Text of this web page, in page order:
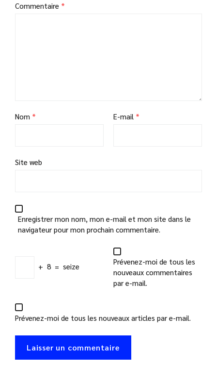
Commentaire *
Nom * E-mail *
Site web
Enregistrer mon nom, mon e-mail et mon site dans le
navigateur pour mon prochain commentaire.
+ 8 = seize
Prévenez-moi de tous les
nouveaux commentaires
par e-mail.
Prévenez-moi de tous les nouveaux articles par e-mail.